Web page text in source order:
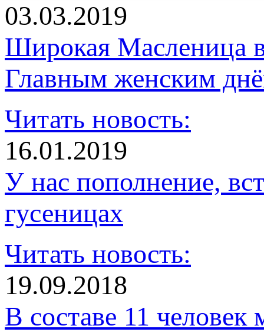
03.03.2019
Широкая Масленица в
Главным женским
Читать новость:
16.01.2019
У нас пополнение,
гусеницах
Читать новость:
19.09.2018
В составе 11